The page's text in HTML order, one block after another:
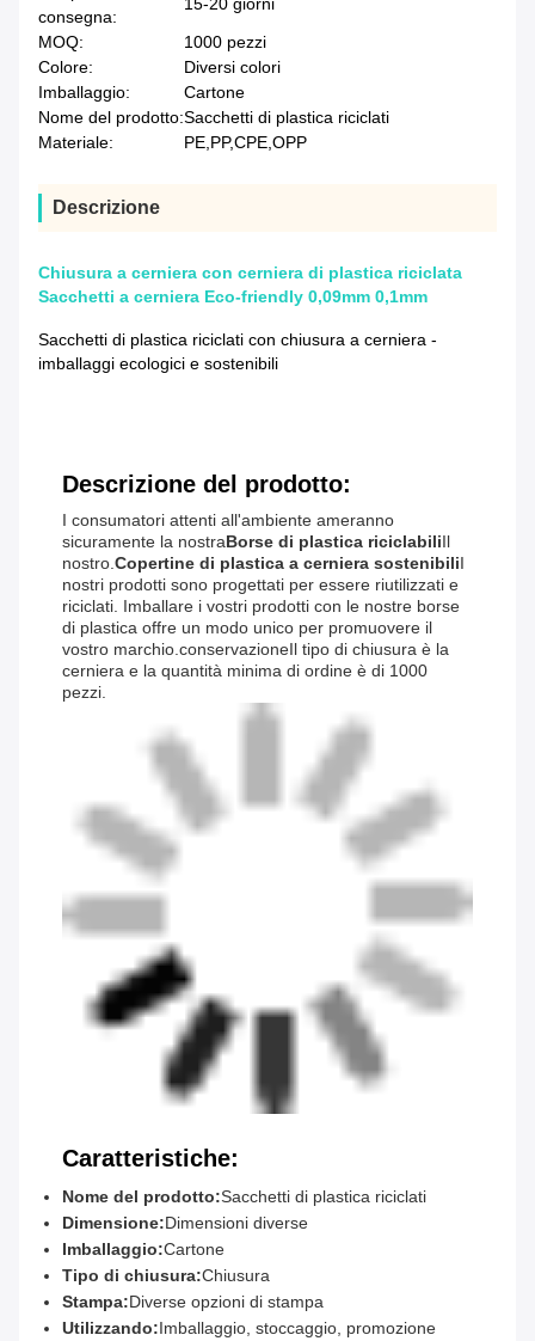
consegna:
15-20 giorni
MOQ:
1000 pezzi
Colore:
Diversi colori
Imballaggio:
Cartone
Nome del prodotto:Sacchetti di plastica riciclati
Materiale:
PE,PP,CPE,OPP
Descrizione
Chiusura a cerniera con cerniera di plastica riciclata
Sacchetti a cerniera Eco-friendly 0,09mm 0,1mm
Sacchetti di plastica riciclati con chiusura a cerniera -
imballaggi ecologici e sostenibili
Descrizione del prodotto:
I consumatori attenti all'ambiente ameranno
sicuramente la nostraBorse di plastica riciclabiliIl
nostro.Copertine di plastica a cerniera sostenibiliI
nostri prodotti sono progettati per essere riutilizzati e
riciclati. Imballare i vostri prodotti con le nostre borse
di plastica offre un modo unico per promuovere il
vostro marchio.conservazioneIl tipo di chiusura è la
cerniera e la quantità minima di ordine è di 1000
pezzi.
Caratteristiche:
Nome del prodotto:Sacchetti di plastica riciclati
Dimensione:Dimensioni diverse
Imballaggio:Cartone
Tipo di chiusura:Chiusura
Stampa:Diverse opzioni di stampa
Utilizzando:Imballaggio, stoccaggio, promozione